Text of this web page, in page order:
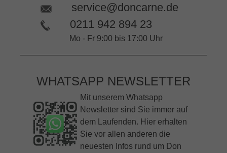
service@doncarne.de
0211 942 894 23
Mo - Fr 9:00 bis 17:00 Uhr
WHATSAPP NEWSLETTER
Mit unserem Whatsapp
Newsletter sind Sie immer auf
dem Laufenden. Hier erhalten
Sie vor allen anderen die
neuesten Infos rund um Don